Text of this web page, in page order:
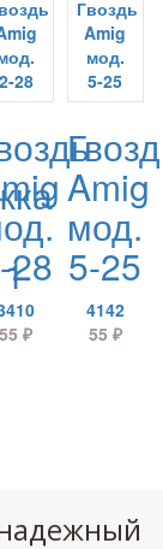
28
55₽
Amig
мод.
5-25
4142
55 ₽